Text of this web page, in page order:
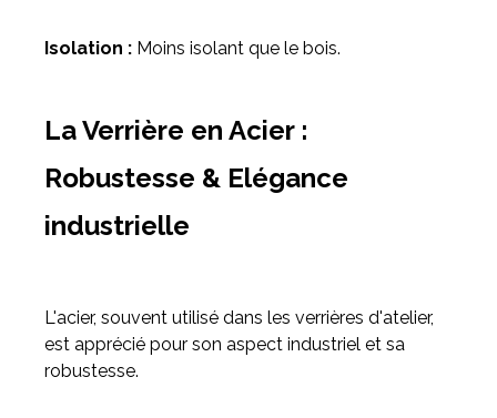
Isolation : Moins isolant que le bois.
La Verrière en Acier :
Robustesse & Elégance
industrielle
L'acier, souvent utilisé dans les verrières d'atelier,
est apprécié pour son aspect industriel et sa
robustesse.